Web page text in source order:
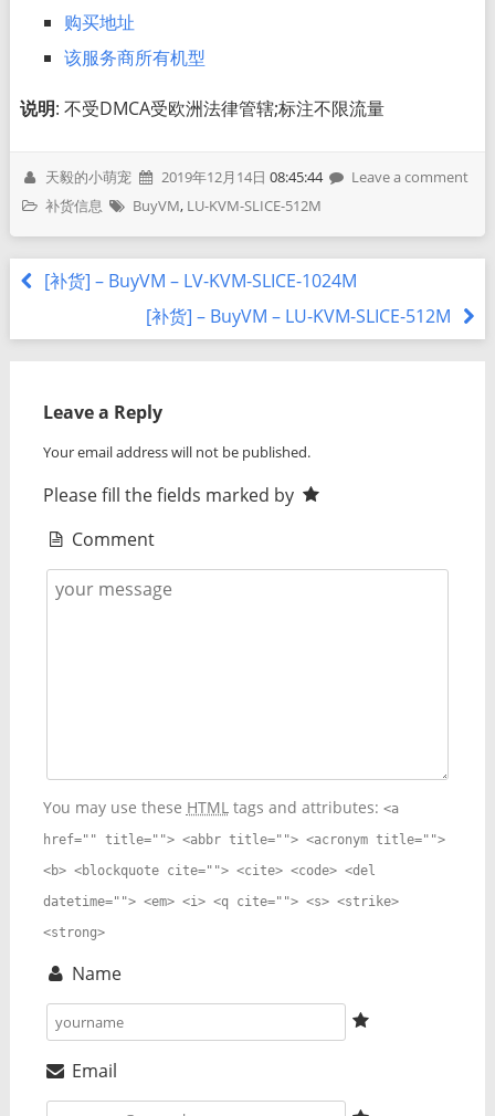
购买地址
该服务商所有机型
说明: 不受DMCA受欧洲法律管辖;标注不限流量
天毅的小萌宠 2019年12月14日 08:45:44
Leave a comment
补货信息
BuyVM, LU-KVM-SLICE-512M
[补货] – BuyVM – LV-KVM-SLICE-1024M
[补货] – BuyVM – LU-KVM-SLICE-512M
Leave a Reply
Your email address will not be published.
Please fill the fields marked by
Comment
You may use these HTMLtags and attributes: <a
href="" title=""> <abbr title=""> <acronym title="">
<b> <blockquote cite=""> <cite> <code> <del
datetime=""> <em> <i> <q cite=""> <s> <strike>
<strong>
Name
Email